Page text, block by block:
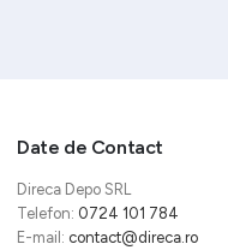
Date de Contact
Direca Depo SRL
Telefon: 0724 101 784
E-mail: contact@direca.ro